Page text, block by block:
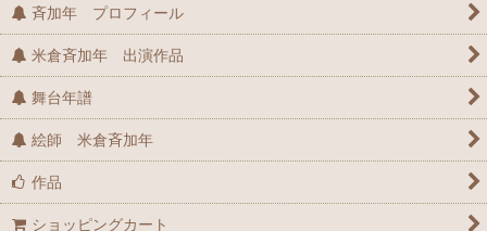
斉加年 プロフィール
米倉斉加年 出演作品
舞台年譜
絵師 米倉斉加年
作品
ショッピングカート